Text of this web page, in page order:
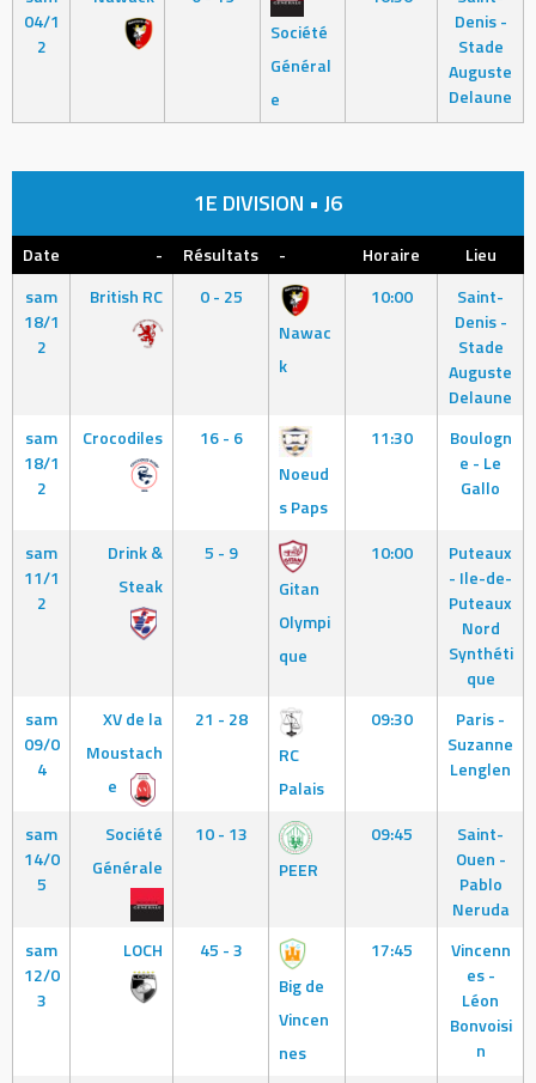
04/1
2
Société
Général
e
Denis -
Stade
Auguste
Delaune
1E DIVISION • J6
Date - Résultats - Horaire
Lieu
sam
18/1
2
British RC
0 - 25
Nawac
k
10:00
Saint-
Denis -
Stade
Auguste
Delaune
sam
18/1
2
Crocodiles
16 - 6
Noeud
s Paps
11:30
Boulogn
e - Le
Gallo
sam
11/1
2
Drink &
Steak
5 - 9
Gitan
Olympi
que
10:00
Puteaux
- Ile-de-
Puteaux
Nord
Synthéti
que
sam
09/0
4
XV de la
Moustach
e
21 - 28
RC
Palais
09:30
Paris -
Suzanne
Lenglen
sam
14/0
5
Société
Générale
10 - 13
PEER
09:45
Saint-
Ouen -
Pablo
Neruda
sam
12/0
3
LOCH
45 - 3
Big de
Vincen
nes
17:45
Vincenn
es -
Léon
Bonvoisi
n